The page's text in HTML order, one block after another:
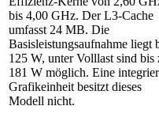
bis 4,00 GHz. Der L3-Cache
umfasst 24 MB. Die
Basisleistungsaufnahme liegt
125 W, unter Volllast sind bis
181 W möglich. Eine
Grafikeinheit besitzt dieses
Modell nicht.